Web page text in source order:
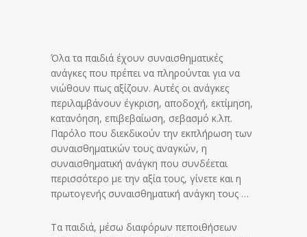
Όλα τα παιδιά έχουν συναισθηματικές
ανάγκες που πρέπει να πληρούνται για να
νιώθουν πως αξίζουν. Αυτές οι ανάγκες
περιλαμβάνουν έγκριση, αποδοχή, εκτίμηση,
κατανόηση, επιβεβαίωση, σεβασμό κ.λπ.
Παρόλο που διεκδικούν την εκπλήρωση των
συναισθηματικών τους αναγκών, η
συναισθηματική ανάγκη που συνδέεται
περισσότερο με την αξία τους, γίνετε και η
πρωτογενής συναισθηματική ανάγκη τους …
Τα παιδιά, μέσω διαφόρων πεποιθήσεων